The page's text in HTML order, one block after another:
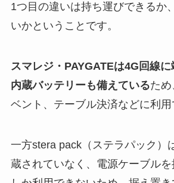
1つ目の違いは持ち運びできるか
いかということです。
スマレジ・PAYGATEは4G回線に
内蔵バッテリーも備えているため
ベント、テーブル決済などに利用
一方stera pack（ステラパック）
蔵されていなく、電源ケーブル